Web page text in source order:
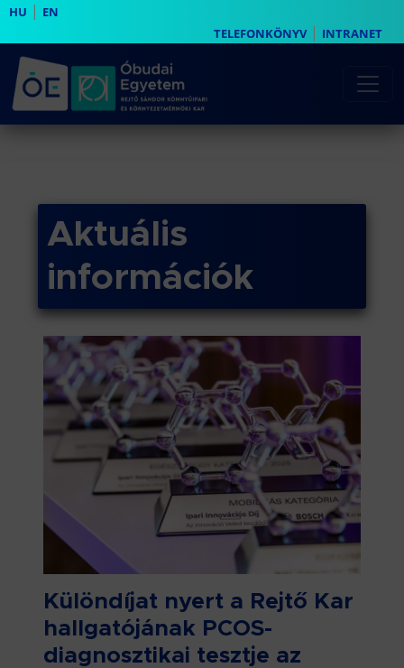
HU | EN
TELEFONKÖNYV| INTRANET
Aktuális
információk
Különdíjat nyert a Rejtő Kar
hallgatójának PCOS-
diagnosztikai tesztje az